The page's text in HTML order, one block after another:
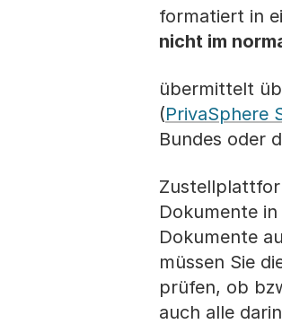
formatiert in
nicht im
übermittelt
(PrivaSphere
Bundes oder
Dokumente
Dokumente
müssen Sie
prüfen, ob
auch alle